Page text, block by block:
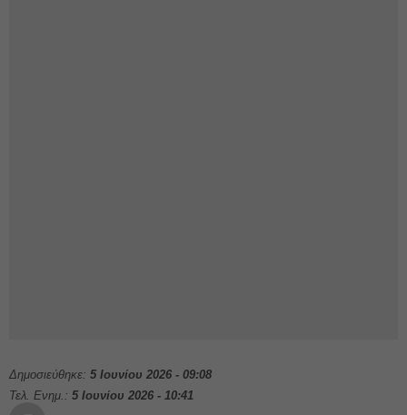
Δημοσιεύθηκε: 5 Ιουνίου 2026 - 09:08
Τελ. Ενημ.: 5 Ιουνίου 2026 - 10:41